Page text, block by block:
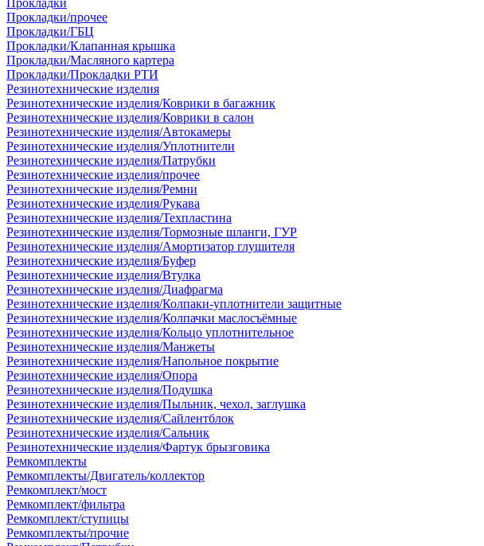
Прокладки
Прокладки/прочее
Прокладки/ГБЦ
Прокладки/Клапанная крышка
Прокладки/Масляного картера
Прокладки/Прокладки РТИ
Резинотехнические изделия
Резинотехнические изделия/Коврики в багажник
Резинотехнические изделия/Коврики в салон
Резинотехнические изделия/Автокамеры
Резинотехнические изделия/Уплотнители
Резинотехнические изделия/Патрубки
Резинотехнические изделия/прочее
Резинотехнические изделия/Ремни
Резинотехнические изделия/Рукава
Резинотехнические изделия/Техпластина
Резинотехнические изделия/Тормозные шланги, ГУР
Резинотехнические изделия/Амортизатор глушителя
Резинотехнические изделия/Буфер
Резинотехнические изделия/Втулка
Резинотехнические изделия/Диафрагма
Резинотехнические изделия/Колпаки-уплотнители защитные
Резинотехнические изделия/Колпачки маслосъёмные
Резинотехнические изделия/Кольцо уплотнительное
Резинотехнические изделия/Манжеты
Резинотехнические изделия/Напольное покрытие
Резинотехнические изделия/Опора
Резинотехнические изделия/Подушка
Резинотехнические изделия/Пыльник, чехол, заглушка
Резинотехнические изделия/Сайлентблок
Резинотехнические изделия/Сальник
Резинотехнические изделия/Фартук брызговика
Ремкомплекты
Ремкомплекты/Двигатель/коллектор
Ремкомплект/мост
Ремкомплект/фильтра
Ремкомплект/ступицы
Ремкомплекты/прочие